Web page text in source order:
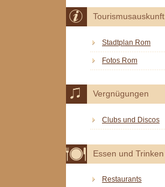
Tourismusauskunft
Stadtplan Rom
Fotos Rom
Vergnügungen
Clubs und Discos
Essen und Trinken
Restaurants